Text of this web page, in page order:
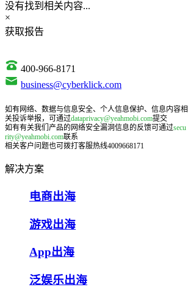
没有找到相关内容...
×
获取报告
400-966-8171
business@cyberklick.com
如有网络、数据与信息安全、个人信息保护、信息内容相
关投诉举报，可通过dataprivacy@yeahmobi.com提交
如有有关我们产品的网络安全漏洞信息的反馈可通过secu
rity@yeahmobi.com联系
相关客户问题也可拨打客服热线4009668171
解决方案
电商出海
游戏出海
App出海
泛娱乐出海